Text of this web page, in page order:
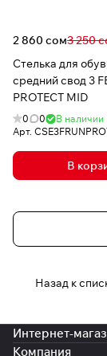
2 860 сом3 250
Стелька для
средний свод 3
PROTECT MID
0 0
В наличии
Арт.
В
Назад к
Интернет-
Компания